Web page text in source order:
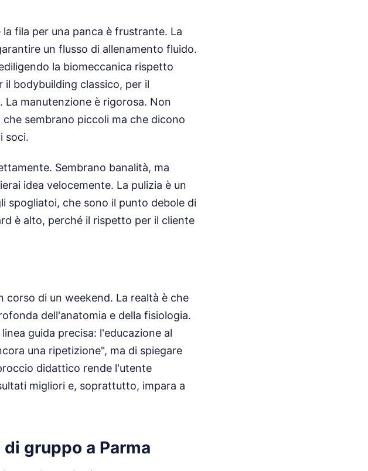
fila per una panca è frustrante. La
un flusso di allenamento fluido.
la biomeccanica rispetto
bodybuilding classico, per il
manutenzione è rigorosa. Non
sembrano piccoli ma che dicono
soci.
Sembrano banalità, ma
idea velocemente. La pulizia è un
spogliatoi, che sono il punto debole di
è alto, perché il rispetto per il cliente
di un weekend. La realtà è che
dell'anatomia e della fisiologia.
guida precisa: l'educazione al
una ripetizione", ma di spiegare
didattico rende l'utente
migliori e, soprattutto, impara a
gruppo a Parma